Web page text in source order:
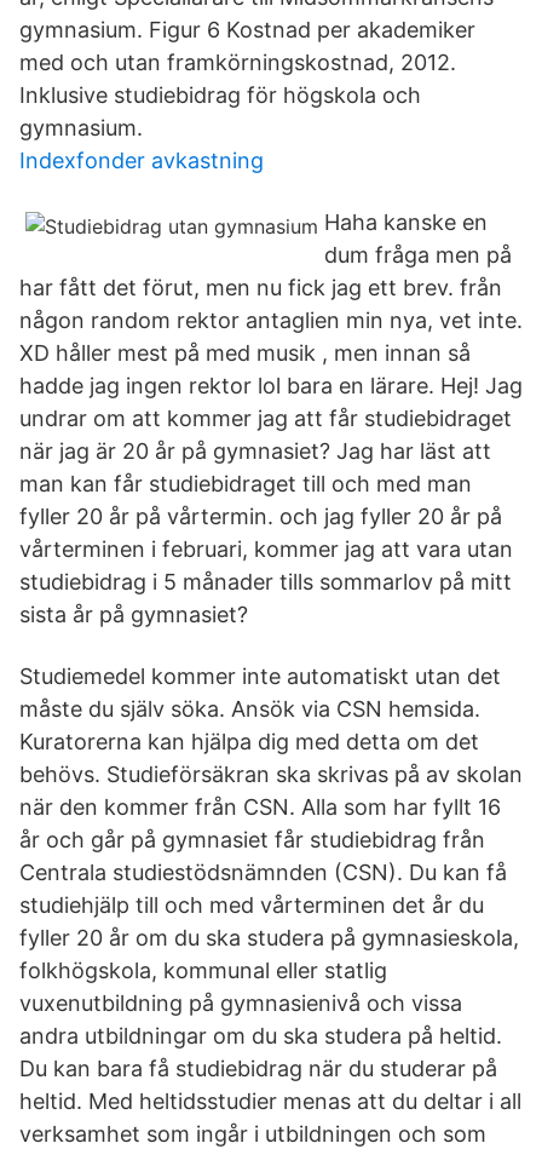
gymnasium. Figur 6 Kostnad per akademiker
med och utan framkörningskostnad, 2012.
Inklusive studiebidrag för högskola och
gymnasium.
Indexfonder avkastning
Haha kanske en
dum fråga men på
har fått det förut, men nu fick jag ett brev. från
någon random rektor antaglien min nya, vet inte.
XD håller mest på med musik , men innan så
hadde jag ingen rektor lol bara en lärare. Hej! Jag
undrar om att kommer jag att får studiebidraget
när jag är 20 år på gymnasiet? Jag har läst att
man kan får studiebidraget till och med man
fyller 20 år på vårtermin. och jag fyller 20 år på
vårterminen i februari, kommer jag att vara utan
studiebidrag i 5 månader tills sommarlov på mitt
sista år på gymnasiet?
Studiemedel kommer inte automatiskt utan det
måste du själv söka. Ansök via CSN hemsida.
Kuratorerna kan hjälpa dig med detta om det
behövs. Studieförsäkran ska skrivas på av skolan
när den kommer från CSN. Alla som har fyllt 16
år och går på gymnasiet får studiebidrag från
Centrala studiestödsnämnden (CSN). Du kan få
studiehjälp till och med vårterminen det år du
fyller 20 år om du ska studera på gymnasieskola,
folkhögskola, kommunal eller statlig
vuxenutbildning på gymnasienivå och vissa
andra utbildningar om du ska studera på heltid.
Du kan bara få studiebidrag när du studerar på
heltid. Med heltidsstudier menas att du deltar i all
verksamhet som ingår i utbildningen och som